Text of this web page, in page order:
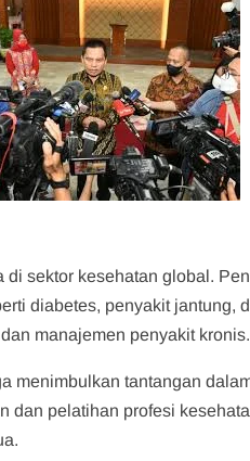
sektor kesehatan global.
diabetes, penyakit jantung,
manajemen penyakit kronis.
menimbulkan tantangan
dan pelatihan profesi